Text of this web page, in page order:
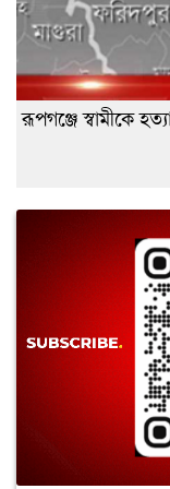
রূপগঞ্জে স্বামীকে